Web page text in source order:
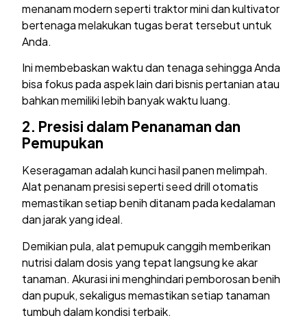
menanam modern seperti traktor mini dan kultivator
bertenaga melakukan tugas berat tersebut untuk
Anda.
Ini membebaskan waktu dan tenaga sehingga Anda
bisa fokus pada aspek lain dari bisnis pertanian atau
bahkan memiliki lebih banyak waktu luang.
2. Presisi dalam Penanaman dan
Pemupukan
Keseragaman adalah kunci hasil panen melimpah.
Alat penanam presisi seperti seed drill otomatis
memastikan setiap benih ditanam pada kedalaman
dan jarak yang ideal.
Demikian pula, alat pemupuk canggih memberikan
nutrisi dalam dosis yang tepat langsung ke akar
tanaman. Akurasi ini menghindari pemborosan benih
dan pupuk, sekaligus memastikan setiap tanaman
tumbuh dalam kondisi terbaik.